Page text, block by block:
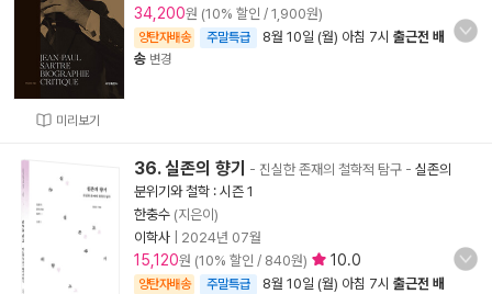
미리보기
34,200원 (10% 할인 / 1,900원)
양탄자배송 주말특급 8월 10일 (월) 아침 7시 출근전 배
송 변경
36. 실존의 향기 - 진실한 존재의 철학적 탐구 - 실존의
분위기와 철학 : 시즌 1
한충수 (지은이)
이학사
2024년 07월
15,120원 (10% 할인 / 840원) 10.0
양탄자배송 주말특급 8월 10일 (월) 아침 7시 출근전 배